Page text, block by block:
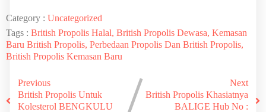
Category : Uncategorized
Tags : British Propolis Halal, British Propolis Dewasa, Kemasan
Baru British Propolis, Perbedaan Propolis Dan British Propolis,
British Propolis Kemasan Baru
Previous
British Propolis Untuk
Kolesterol BENGKULU
Next
British Propolis Khasiatnya
BALIGE Hub No :